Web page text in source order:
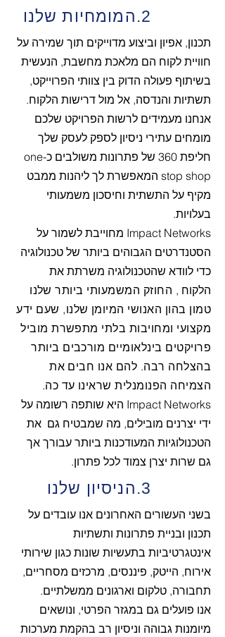
2.המומחיות שלנו
תכנון, אפיון וביצוע מדוייקים תוך שמירה על
חוויית לקוח הם מלאכת מחשבת, הנעשית
בשיתוף פעולה הדוק בין צוותי הפרוייקט,
תשתיות והנדסה, אל מול דרישות הלקוח.
אנחנו מעמידים לרשות הפרויקט שלכם
מומחים עתירי ניסיון לספק לעסק שלך
חליפת 360 של פתרונות משולבים כ-one
stop shop המאפשרת לך ליהנות ממבט
מקיף על התשתית וחיסכון משמעותי
בעלויות.
Impact Networks מחוייבת לשמור על
הסטנדרטים הגבוהים ביותר של טכנולוגיה
כדי לוודא שהטכנולוגיה משרתת את
הלקוח , החוזק המשמעותי ביותר שלנו
טמון בהון האנושי המיומן שלנו, שעם ידע
מקצועי ומחויבות בלתי מתפשרת מוביל
פרויקטים בינלאומיים מורכבים ביותר
בהצלחה רבה. להם אנו חבים את
הצמיחה הפנומנלית שראינו עד כה.
Impact Networks היא שותפה רשומה על
ידי יצרנים מובילים, מה שמבטיח גם את
הטכנולוגיות המעודכנות ביותר עבורך אך
גם שרות יצרן צמוד לכל פתרון.
3.הניסיון שלנו
בשני העשורים האחרונים אנו עובדים על
תכנון ובניית פתרונות ותשתיות
אינטגרטיביות בתעשיות שונות כגון שירותי
אירוח, הייטק, פיננסים, מרכזים מסחריים,
תחבורה, טלקום וארגונים ממשלתיים.
אנו פועלים גם במגזר הפרטי, ונושאים
מיומנות גבוהה וניסיון רב בהקמת מערכות